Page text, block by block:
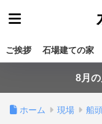
ご挨拶 石場建ての家
8月
ホーム 現場 船